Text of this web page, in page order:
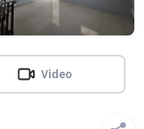
Video